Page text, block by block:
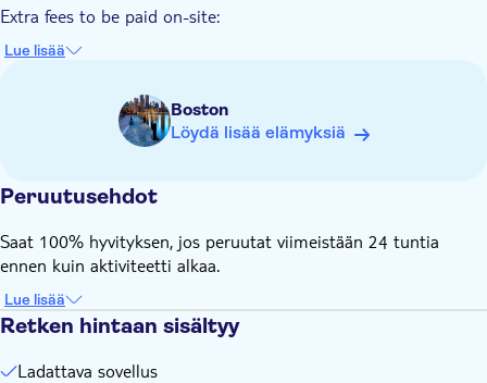
Extra fees to be paid on-site:
Tickets to enter attractions are not included
The price is per group of 1-6 people
Public transportation is available nearby
Note this is a self-guided tour. No one will meet you at the
The city trail is available to start at any time 24/7
This tour is user-friendly for the hearing-impaired
game
You need to create your personal login at the supplier's
website. Find more information on the voucher you'll receive
Lue lisää
Boston
Löydä lisää elämyksiä
Peruutusehdot
Saat 100% hyvityksen, jos peruutat viimeistään 24 tuntia
ennen kuin aktiviteetti alkaa.
Lue lisää
Retken hintaan sisältyy
Ladattava sovellus